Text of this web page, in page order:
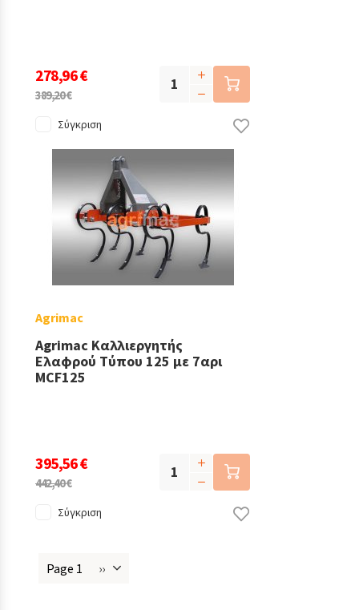
278,96 €
389,20 €
Σύγκριση
Agrimac
Agrimac Καλλιεργητής
Ελαφρού Τύπου 125 με 7αρι
MCF125
395,56 €
442,40 €
Σύγκριση
Page 1
Next
››